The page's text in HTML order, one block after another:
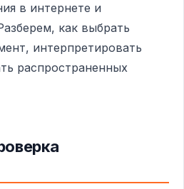
в интернете и
как выбрать
интерпретировать
распространенных